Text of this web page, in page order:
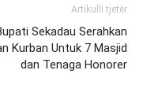
Artikulli tjetër
Sekadau Serahkan
Kurban Untuk 7 Masjid
dan Tenaga Honorer